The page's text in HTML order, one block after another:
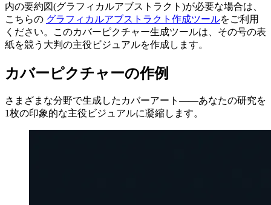
内の要約図(グラフィカルアブストラクト)が必要な場合は、
こちらの グラフィカルアブストラクト作成ツールをご利用
ください。このカバーピクチャー生成ツールは、その号の表
紙を競う大判の主役ビジュアルを作成します。
カバーピクチャーの作例
さまざまな分野で生成したカバーアート——あなたの研究を
1枚の印象的な主役ビジュアルに凝縮します。